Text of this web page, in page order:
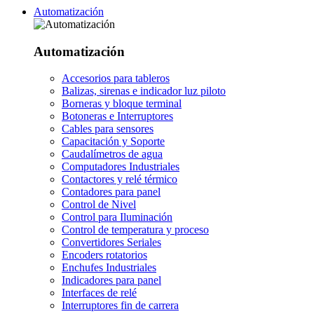
Automatización
Automatización
Accesorios para tableros
Balizas, sirenas e indicador luz piloto
Borneras y bloque terminal
Botoneras e Interruptores
Cables para sensores
Capacitación y Soporte
Caudalímetros de agua
Computadores Industriales
Contactores y relé térmico
Contadores para panel
Control de Nivel
Control para Iluminación
Control de temperatura y proceso
Convertidores Seriales
Encoders rotatorios
Enchufes Industriales
Indicadores para panel
Interfaces de relé
Interruptores fin de carrera